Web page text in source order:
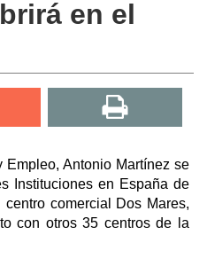
en el
Antonio Martínez se
Instituciones en España de
comercial Dos Mares,
con otros 35 centros de la